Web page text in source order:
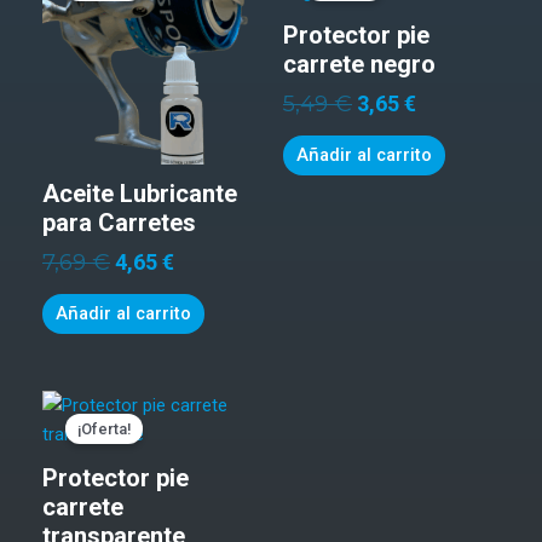
Aceite Lubricante
para Carretes
7,69€
original
era:
7,69 €.
4,65€
actual
es:
4,65 €.
Añadir al carrito
Protector pie
carrete negro
5,49€
era:
5,49 €.
3,65€
es:
3,65 €.
Añadir al carrito
¡Oferta!
Protector pie
carrete
transparente
El
precio
era:
5,49 €.
El
es: